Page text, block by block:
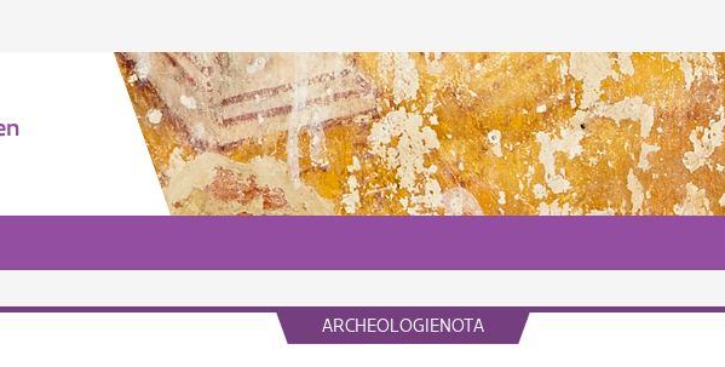
ARCHEOLOGIENOTA